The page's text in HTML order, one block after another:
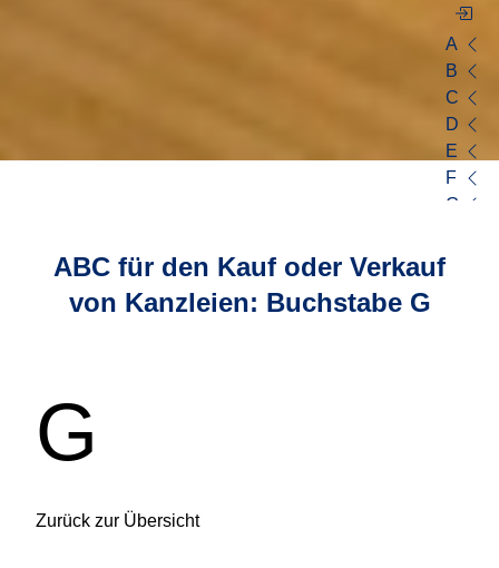
A
B
C
D
E
F
G
ABC für den Kauf oder Verkauf
von Kanzleien: Buchstabe G
G
Zurück zur Übersicht